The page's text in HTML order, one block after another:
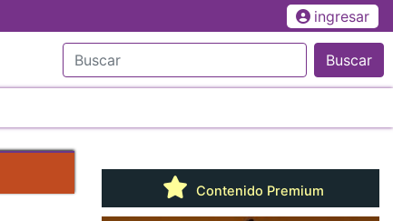
ingresar
Buscar
Contenido Premium